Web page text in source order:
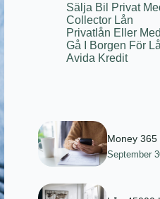
Sälja Bil Privat
Collector Lån
Privatlån Eller
Gå I Borgen För
Avida Kredit
Money 365
September